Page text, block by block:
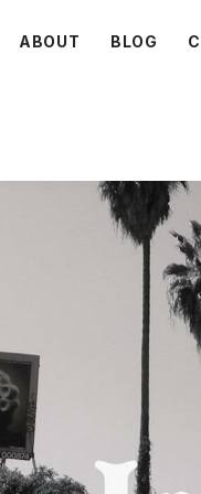
ABOUT BLOG